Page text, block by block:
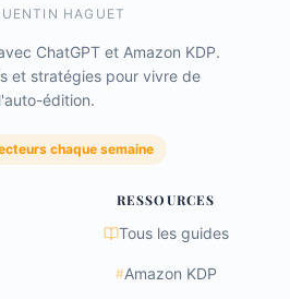
HAGUET
ChatGPT et Amazon KDP.
et stratégies pour vivre de
l'auto-édition.
chaque semaine
RESSOURCES
Tous les guides
#Amazon KDP